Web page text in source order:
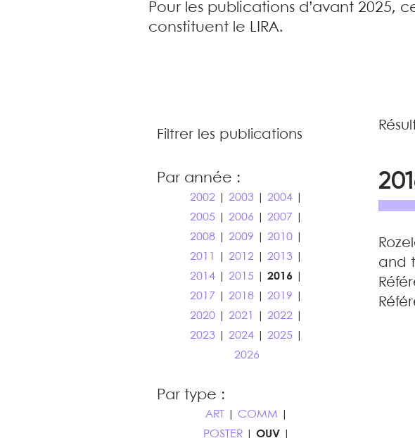
Pour les publications d’avant 2025,
constituent le LIRA.
Filtrer les publications
Par année :
2002 |2003 |2004
2005 |2006 |2007
2008 |2009 |2010
2011
|2012 |2013
2014 |2015 |2016
2017 |2018 |2019
2020 |2021 |2022
2023 |2024 |2025
2026
Par type :
ART COMM
POSTER| OUV|
and